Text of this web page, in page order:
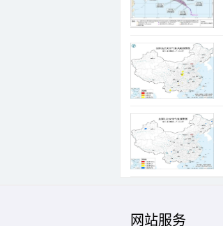
网站服务